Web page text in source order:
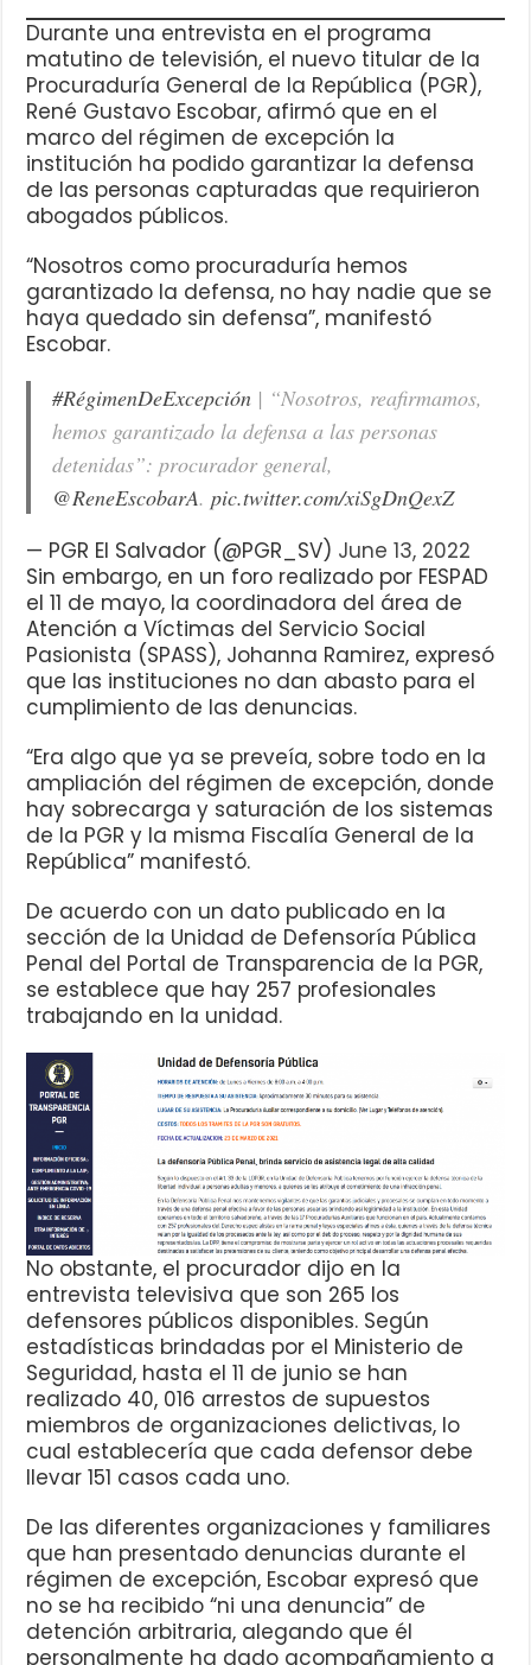
Durante una entrevista en el programa
matutino de televisión, el nuevo titular de la
Procuraduría General de la República (PGR),
René Gustavo Escobar, afirmó que en el
marco del régimen de excepción la
institución ha podido garantizar la defensa
de las personas capturadas que requirieron
abogados públicos.
“Nosotros como procuraduría hemos
garantizado la defensa, no hay nadie que se
haya quedado sin defensa”, manifestó
Escobar.
#RégimenDeExcepción | “Nosotros, reafirmamos,
hemos garantizado la defensa a las personas
detenidas”: procurador general,
@ReneEscobarA.pic.twitter.com/xiSgDnQexZ
— PGR El Salvador (@PGR_SV) June 13, 2022
Sin embargo, en un foro realizado por FESPAD
el 11 de mayo, la coordinadora del área de
Atención a Víctimas del Servicio Social
Pasionista (SPASS), Johanna Ramirez, expresó
que las instituciones no dan abasto para el
cumplimiento de las denuncias.
“Era algo que ya se preveía, sobre todo en la
ampliación del régimen de excepción, donde
hay sobrecarga y saturación de los sistemas
de la PGR y la misma Fiscalía General de la
República” manifestó.
De acuerdo con un dato publicado en la
sección de la Unidad de Defensoría Pública
Penal del Portal de Transparencia de la PGR,
se establece que hay 257 profesionales
trabajando en la unidad.
No obstante, el procurador dijo en la
entrevista televisiva que son 265 los
defensores públicos disponibles. Según
estadísticas brindadas por el Ministerio de
Seguridad, hasta el 11 de junio se han
realizado 40, 016 arrestos de supuestos
miembros de organizaciones delictivas, lo
cual establecería que cada defensor debe
llevar 151 casos cada uno.
De las diferentes organizaciones y familiares
que han presentado denuncias durante el
régimen de excepción, Escobar expresó que
no se ha recibido “ni una denuncia” de
detención arbitraria, alegando que él
personalmente ha dado acompañamiento a